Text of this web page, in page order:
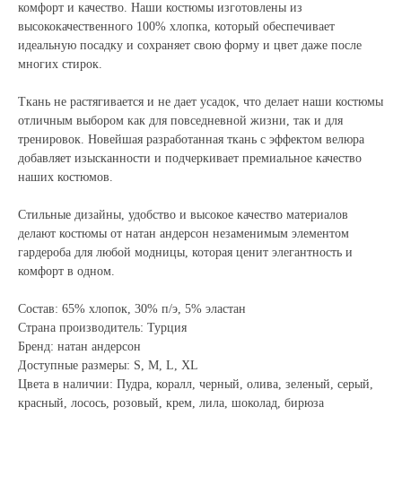
комфорт и качество. Наши костюмы изготовлены из
высококачественного 100% хлопка, который обеспечивает
идеальную посадку и сохраняет свою форму и цвет даже после
многих стирок.
Ткань не растягивается и не дает усадок, что делает наши костюмы
отличным выбором как для повседневной жизни, так и для
тренировок. Новейшая разработанная ткань с эффектом велюра
добавляет изысканности и подчеркивает премиальное качество
наших костюмов.
Стильные дизайны, удобство и высокое качество материалов
делают костюмы от натан андерсон незаменимым элементом
гардероба для любой модницы, которая ценит элегантность и
комфорт в одном.
Состав: 65% хлопок, 30% п/э, 5% эластан
Страна производитель: Турция
Бренд: натан андерсон
Доступные размеры: S, M, L, XL
Цвета в наличии: Пудра, коралл, черный, олива, зеленый, серый,
красный, лосось, розовый, крем, лила, шоколад, бирюза